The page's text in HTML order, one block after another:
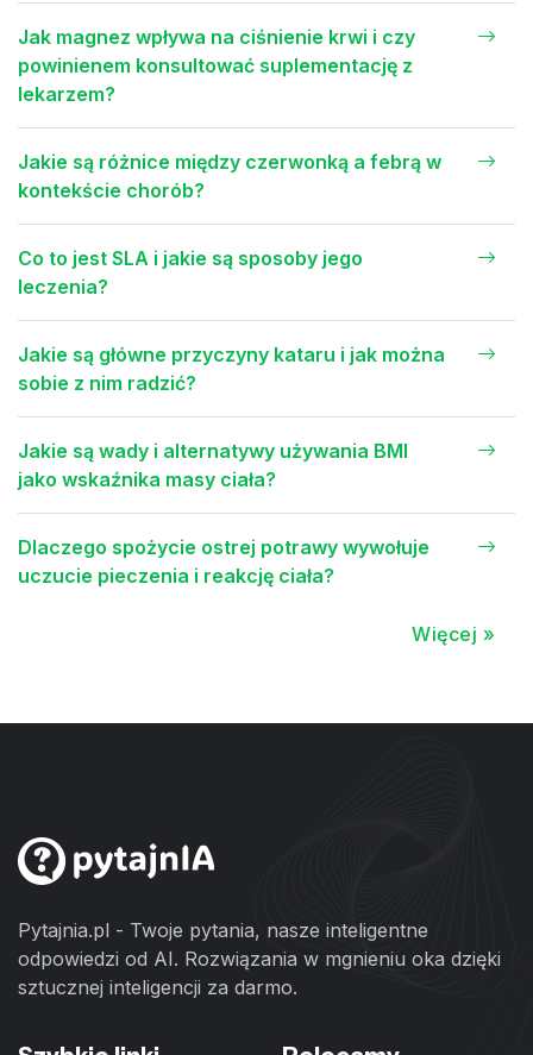
Jak magnez wpływa na ciśnienie krwi i czy
powinienem konsultować suplementację z
lekarzem?
Jakie są różnice między czerwonką a febrą w
kontekście chorób?
Co to jest SLA i jakie są sposoby jego
leczenia?
Jakie są główne przyczyny kataru i jak można
sobie z nim radzić?
Jakie są wady i alternatywy używania BMI
jako wskaźnika masy ciała?
Dlaczego spożycie ostrej potrawy wywołuje
uczucie pieczenia i reakcję ciała?
Więcej »
Pytajnia.pl - Twoje pytania, nasze inteligentne
odpowiedzi od AI. Rozwiązania w mgnieniu oka dzięki
sztucznej inteligencji za darmo.